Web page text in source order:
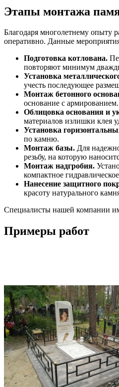
Этапы монтажа
Благодаря многолетнему опыту
оперативно. Данные
Подготовка котлована.
повторяют минимум
Установка
учесть последующее
Монтаж бетонного
основание с армированием.
Облицовка основания и
материалов излишки клея
Установка
по камню.
Монтаж базы. Для
резьбу, на которую
Монтаж надгробия.
компактное
Нанесение защитного
красоту натурального
Специалисты нашей компании
Примеры работ